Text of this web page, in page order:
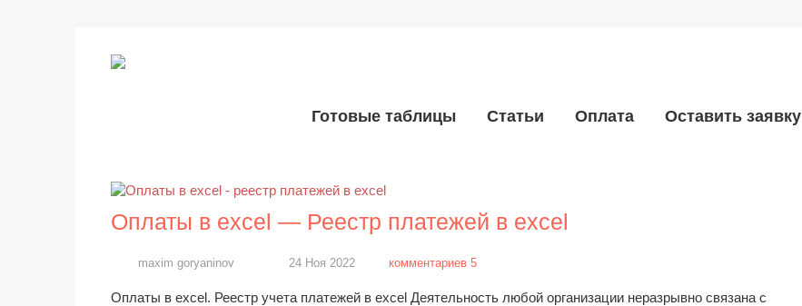
Готовые таблицы Статьи Оплата Оставить заявку
Оплаты в excel — Реестр платежей в excel
maxim goryaninov 24 Ноя 2022 комментариев 5
Оплаты в excel. Реестр учета платежей в excel Деятельность любой организации неразрывно связана с